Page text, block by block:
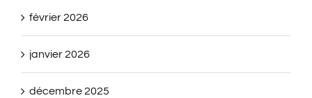
février 2026
janvier 2026
décembre 2025